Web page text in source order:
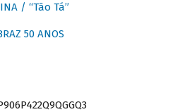
/ “Tão Tá”
50 ANOS